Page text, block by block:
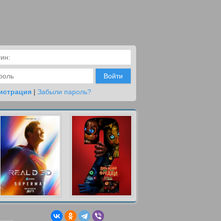
Войти
| Забыли пароль?